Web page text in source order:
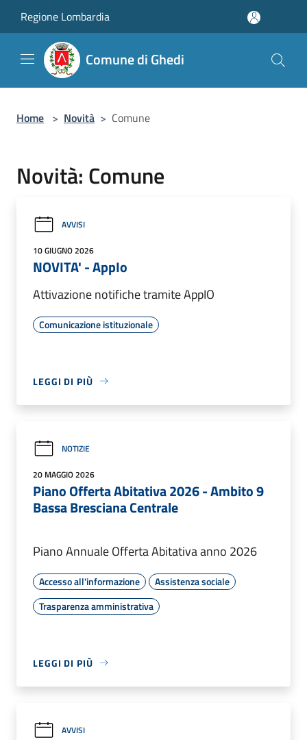
Regione Lombardia
Comune di Ghedi
Home > Novità > Comune
Novità: Comune
AVVISI
10 GIUGNO 2026
NOVITA' - AppIo
Attivazione notifiche tramite AppIO
Comunicazione istituzionale
LEGGI DI PIÙ
NOTIZIE
20 MAGGIO 2026
Piano Offerta Abitativa 2026 - Ambito 9
Bassa Bresciana Centrale
Piano Annuale Offerta Abitativa anno 2026
Accesso all'informazione
Assistenza sociale
Trasparenza amministrativa
LEGGI DI PIÙ
AVVISI